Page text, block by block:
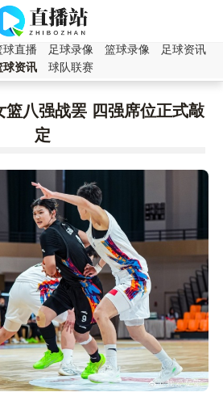
球直播 足球录像 篮球录像
足球资讯
球资讯
球队联赛
篮八强战罢 四强席位正式敲
定